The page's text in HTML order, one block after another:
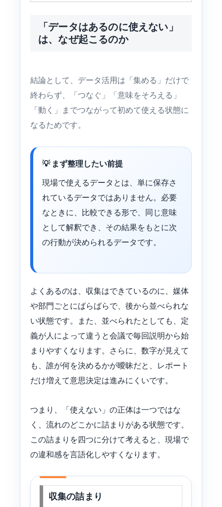
「データはあるのに使えない」
は、なぜ起こるのか
結論として、データ活用は「集める」だけで
終わらず、「つなぐ」「意味をそろえる」
「動く」までつながって初めて使える状態に
なるためです。
💡 まず整理したい前提
現場で使えるデータとは、単に保存さ
れているデータではありません。必要
なときに、比較できる形で、同じ意味
として解釈でき、その結果をもとに次
の行動が決められるデータです。
よくあるのは、収集はできているのに、媒体
や部門ごとにばらばらで、後から並べられな
い状態です。また、並べられたとしても、定
義が人によって違うと会議で毎回説明から始
まりやすくなります。さらに、数字が見えて
も、誰が何を決めるかが曖昧だと、レポート
だけ増えて意思決定は進みにくいです。
つまり、「使えない」の正体は一つではな
く、流れのどこかに詰まりがある状態です。
この詰まりを四つに分けて考えると、現場で
の違和感を言語化しやすくなります。
収集の詰まり